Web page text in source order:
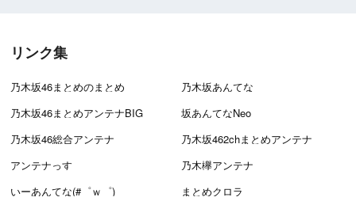
リンク集
乃木坂46まとめのまとめ
乃木坂あんてな
乃木坂46まとめアンテナBIG
坂あんてなNeo
乃木坂46総合アンテナ
乃木坂462chまとめアンテナ
アンテナっす
乃木欅アンテナ
いーあんてな(#゜ｗ゜)
まとめクロラ